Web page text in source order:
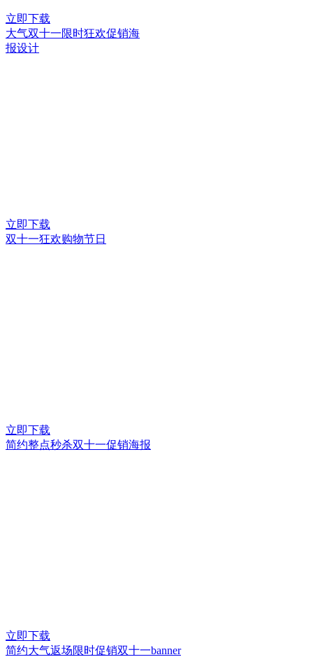
立即下载
大气双十一限时狂欢促销海
报设计
立即下载
双十一狂欢购物节日
立即下载
简约整点秒杀双十一促销海报
立即下载
简约大气返场限时促销双十一banner